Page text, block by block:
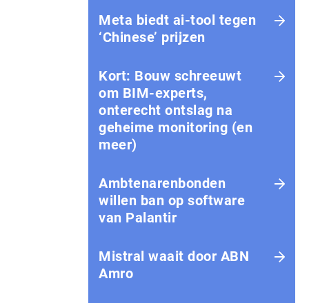
Meta biedt ai-tool tegen
‘Chinese’ prijzen
Kort: Bouw schreeuwt
om BIM-experts,
onterecht ontslag na
geheime monitoring (en
meer)
Ambtenarenbonden
willen ban op software
van Palantir
Mistral waait door ABN
Amro